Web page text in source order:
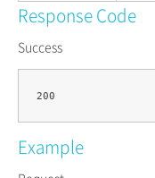
Response Code
Success
Example